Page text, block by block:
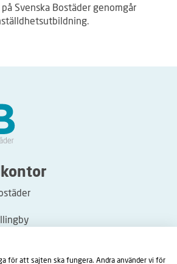
Svenska Bostäder genomgår
2
för att sajten ska fungera. Andra använder vi för